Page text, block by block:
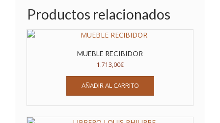
Productos relacionados
MUEBLE RECIBIDOR
1.713,00€
AÑADIR AL CARRITO